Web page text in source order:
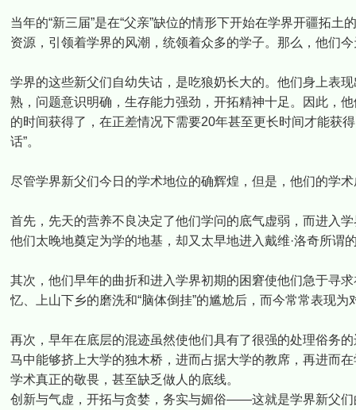
当年的“新三届”是在“父亲”缺位的情形下开始在学界开疆拓
资源，引领着学界的风潮，统领着众多的学子。那么，他们
学界的这些新父们自幼失诂，是吃狼奶长大的。他们身上表
熟，问题意识明确，生存能力强劲，开拓精神十足。因此，
的时间获得了，在正差情况下需要20年甚至更长时间才能获
话”。
尽管学界新父们今日的学术地位的确辉煌，但是，他们的学
首先，先天的营养不良决定了他们学问的底气虚弱，而进入
他们太晚地奠定为学的地基，却又太早地进入戴维·洛奇所
其次，他们早年的曲折和进入学界初期的困窘使他们急于寻
忆、上山下乡的磨洗和“脑体倒挂”的尴尬后，而今常常表现
再次，早年在底层的混迹虽然使他们具有了很强的处理俗务
马中能够挤上大学的独木桥，进而占据大学的教席，再进而
学术真正的敬畏，甚至缺乏做人的底线。
创新与气虚，开拓与贪婪，务实与媚俗——这就是学界新父